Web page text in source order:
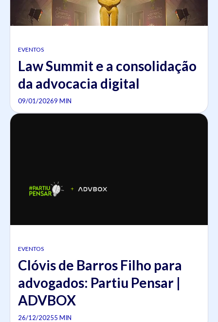
EVENTOS
Law Summit e a consolidação
da advocacia digital
09/01/20269 MIN
EVENTOS
Clóvis de Barros Filho para
advogados: Partiu Pensar |
ADVBOX
26/12/20255 MIN